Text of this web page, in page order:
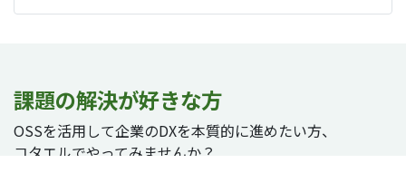
課題の解決が好きな方
OSSを活用して企業のDXを本質的に進めたい方、
コタエルでやってみませんか？